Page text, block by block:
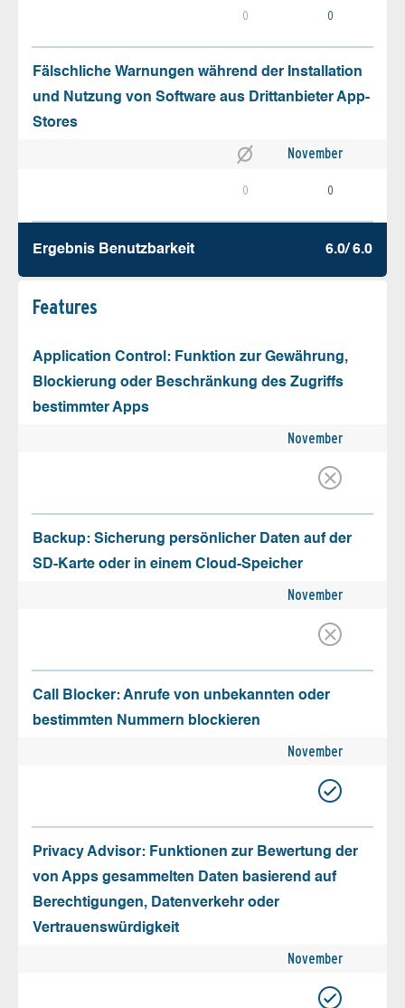
0 0
Fälschliche Warnungen während der Installation
und Nutzung von Software aus Drittanbieter App-
Stores
November
0 0
Ergebnis Benutz­barkeit 6.0/ 6.0
Features
Application Control: Funktion zur Gewährung,
Blockierung oder Beschränkung des Zugriffs
bestimmter Apps
November
Backup: Sicherung persönlicher Daten auf der
SD-Karte oder in einem Cloud-Speicher
November
Call Blocker: Anrufe von unbekannten oder
bestimmten Nummern blockieren
November
Privacy Advisor: Funktionen zur Bewertung der
von Apps gesammelten Daten basierend auf
Berechtigungen, Datenverkehr oder
Vertrauenswürdigkeit
November